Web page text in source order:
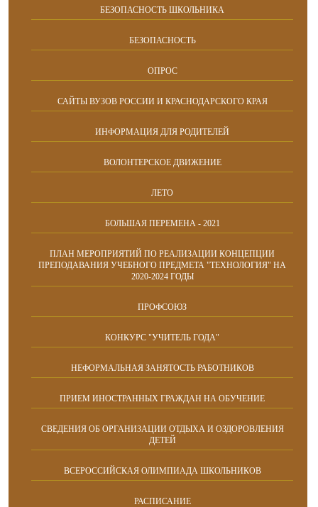
БЕЗОПАСНОСТЬ ШКОЛЬНИКА
БЕЗОПАСНОСТЬ
ОПРОС
САЙТЫ ВУЗОВ РОССИИ И КРАСНОДАРСКОГО КРАЯ
ИНФОРМАЦИЯ ДЛЯ РОДИТЕЛЕЙ
ВОЛОНТЕРСКОЕ ДВИЖЕНИЕ
ЛЕТО
БОЛЬШАЯ ПЕРЕМЕНА - 2021
ПЛАН МЕРОПРИЯТИЙ ПО РЕАЛИЗАЦИИ КОНЦЕПЦИИ
ПРЕПОДАВАНИЯ УЧЕБНОГО ПРЕДМЕТА "ТЕХНОЛОГИЯ" НА
2020-2024 ГОДЫ
ПРОФСОЮЗ
КОНКУРС "УЧИТЕЛЬ ГОДА"
НЕФОРМАЛЬНАЯ ЗАНЯТОСТЬ РАБОТНИКОВ
ПРИЕМ ИНОСТРАННЫХ ГРАЖДАН НА ОБУЧЕНИЕ
СВЕДЕНИЯ ОБ ОРГАНИЗАЦИИ ОТДЫХА И ОЗДОРОВЛЕНИЯ
ДЕТЕЙ
ВСЕРОССИЙСКАЯ ОЛИМПИАДА ШКОЛЬНИКОВ
РАСПИСАНИЕ